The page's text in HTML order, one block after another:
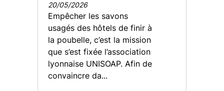
20/05/2026
Empêcher les savons
usagés des hôtels de finir à
la poubelle, c’est la mission
que s’est fixée l’association
lyonnaise UNISOAP. Afin de
convaincre da...